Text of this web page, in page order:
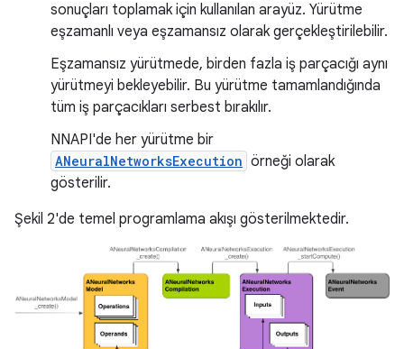
sonuçları toplamak için kullanılan arayüz. Yürütme
eşzamanlı veya eşzamansız olarak gerçekleştirilebilir.
Eşzamansız yürütmede, birden fazla iş parçacığı aynı
yürütmeyi bekleyebilir. Bu yürütme tamamlandığında
tüm iş parçacıkları serbest bırakılır.
NNAPI'de her yürütme bir
ANeuralNetworksExecution örneği olarak
gösterilir.
Şekil 2'de temel programlama akışı gösterilmektedir.